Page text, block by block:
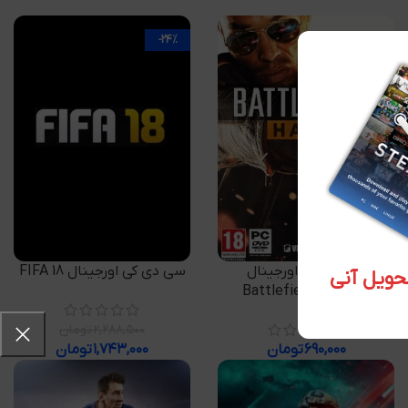
افزودن به سبد خرید
سی دی کی اورجینال
Battlefield Hardline
۶۹۰,۰۰۰تومان
-24%
افزودن به سبد خرید
سی دی کی اورجینال FIFA 18
۱,۷۴۳,۰۰۰تومان